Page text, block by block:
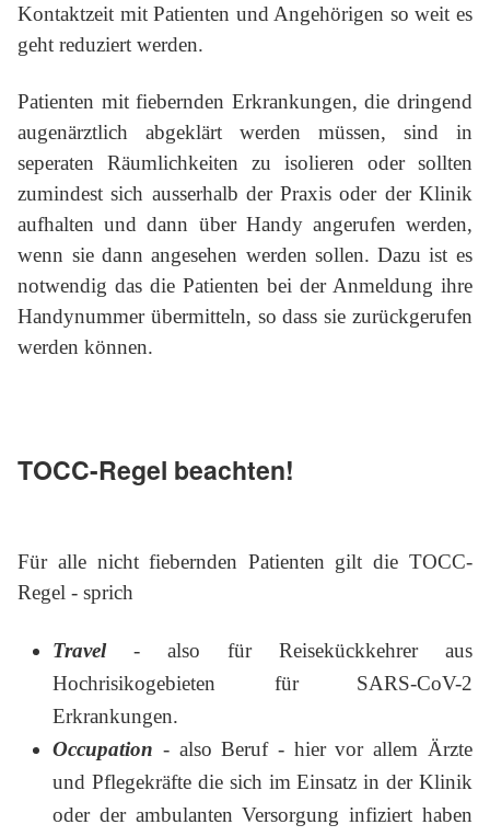
Kontaktzeit mit Patienten und Angehörigen so weit es
geht reduziert werden.
Patienten mit fiebernden Erkrankungen, die dringend
augenärztlich abgeklärt werden müssen, sind in
seperaten Räumlichkeiten zu isolieren oder sollten
zumindest sich ausserhalb der Praxis oder der Klinik
aufhalten und dann über Handy angerufen werden,
wenn sie dann angesehen werden sollen. Dazu ist es
notwendig das die Patienten bei der Anmeldung ihre
Handynummer übermitteln, so dass sie zurückgerufen
werden können.
TOCC-Regel beachten!
Für alle nicht fiebernden Patienten gilt die TOCC-
Regel - sprich
Travel- also für Reisekückkehrer aus
Hochrisikogebieten für SARS-CoV-2
Erkrankungen.
Occupation - also Beruf - hier vor allem Ärzte
und Pflegekräfte die sich im Einsatz in der Klinik
oder der ambulanten Versorgung infiziert haben